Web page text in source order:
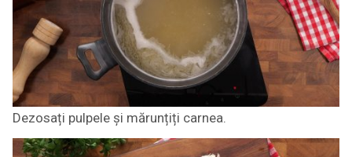
Dezosați pulpele și mărunțiți carnea.